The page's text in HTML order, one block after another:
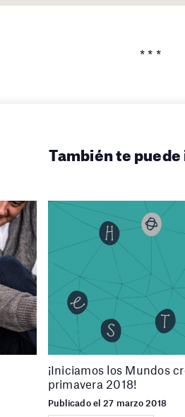
* * *
También te
¡Iniciamos los Mundos
primavera 2018!
Publicado el 27 marzo 2018